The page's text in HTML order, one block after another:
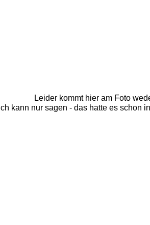
Leider kommt hier am Foto
Ich kann nur sagen - das hatte es schon